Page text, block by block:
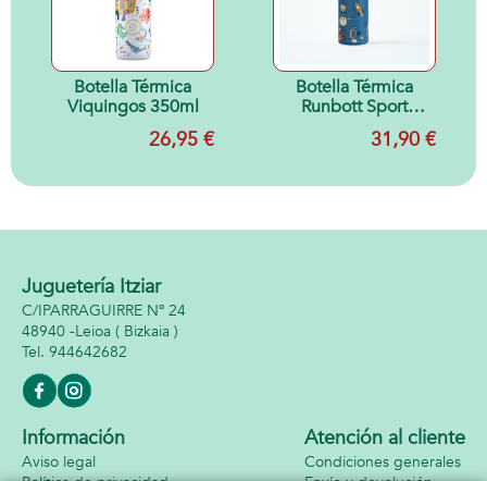
Botella Térmica
Viquingos 350ml
26,95 €
Botella Térmica
Runbott Sport
350ML Cosmic
31,90 €
Juguetería Itziar
C/IPARRAGUIRRE Nº 24
48940 -Leioa ( Bizkaia )
944642682
Información
Aviso legal
Atención al cliente
Condiciones generales